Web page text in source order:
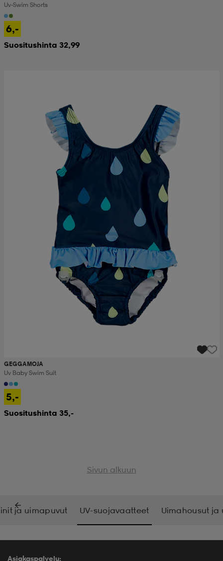
Uv-Swim Shorts
6,-
Suositushinta 32,99
GEGGAMOJA
Uv Baby Swim Suit
5,-
Suositushinta 35,-
Sivun alkuun
ja uimapuvut UV-suojavaatteet Uimahousut ja
Asiakaspalvelu: